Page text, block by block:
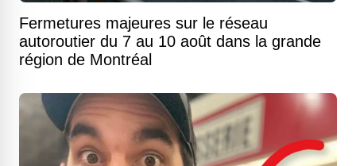
Fermetures majeures sur le réseau
autoroutier du 7 au 10 août dans la grande
région de Montréal